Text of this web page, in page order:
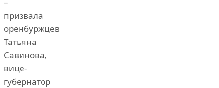
–
призвала
оренбуржцев
Татьяна
Савинова,
вице-
губернатор